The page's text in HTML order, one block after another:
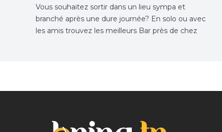
Vous souhaitez sortir dans un lieu sympa et
branché après une dure journée? En solo ou avec
les amis trouvez les meilleurs Bar près de chez